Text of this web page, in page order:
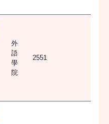
外
語
學
院
2551